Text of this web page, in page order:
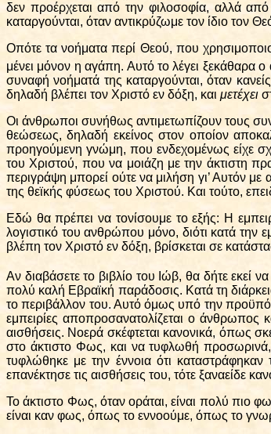
δεν προέρχεται από την φιλοσοφία, αλλά
καταργούνται, όταν αντικρύζωμε τον ίδιο τον
Οπότε τα νοήματα περί Θεού, που
μένει μόνον η αγάπη. Αυτό το λέγει ξεκάθαρα
συναφή νοήματά της καταργούνται, όταν
δηλαδή βλέπει τον Χριστό εν δόξη, και μετέχει
Οι άνθρωποι συνήθως αντιμετωπίζουν τους
θεώσεως, δηλαδή εκείνος στον οποίον
προηγούμενη γνώμη, που ενδεχομένως είχε
του Χριστού, που να μοιάζη με την άκτιστη
περιγράψη μπορεί ούτε να μιλήση γι’ Αυτόν με
της θεϊκής φύσεως του Χριστού. Και τούτο,
Εδώ θα πρέπει να τονίσουμε το εξής: Η
λογιστικό του ανθρώπου μόνο, διότι κατά την
βλέπη τον Χριστό εν δόξη, βρίσκεται σε
Αν διαβάσετε το βιβλίο του Ιώβ, θα δήτε εκεί
πολύ καλή Εβραϊκή παράδοσις. Κατά τη
το περιβάλλον του. Αυτό όμως υπό την
εμπειρίες αποπροσανατολίζεται ο
αισθήσεις. Νοερά σκέφτεται κανονικά, όπως
στο άκτιστο Φως, και να τυφλωθή
τυφλώθηκε με την έννοια ότι
επανέκτησε τις αισθήσεις του, τότε ξαναείδε
Το άκτιστο Φως, όταν οράται, είναι πολύ πιο
είναι καν φως, όπως το εννοούμε, όπως το